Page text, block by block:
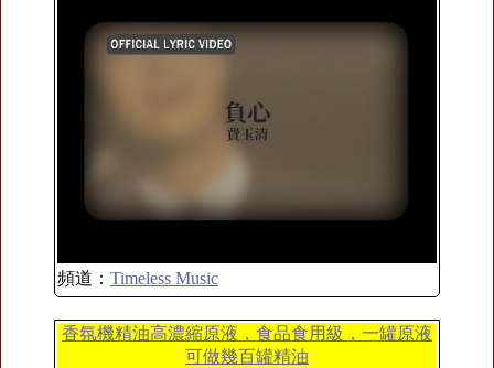
頻道： Timeless Music
香氛機精油高濃縮原液，食品食用級，一罐原液
可做幾百罐精油